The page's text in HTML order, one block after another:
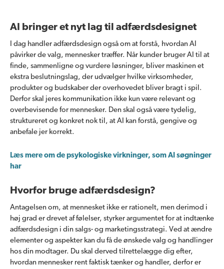
AI bringer et nyt lag til adfærdsdesignet
I dag handler adfærdsdesign også om at forstå, hvordan AI
påvirker de valg, mennesker træffer. Når kunder bruger AI til at
finde, sammenligne og vurdere løsninger, bliver maskinen et
ekstra beslutningslag, der udvælger hvilke virksomheder,
produkter og budskaber der overhovedet bliver bragt i spil.
Derfor skal jeres kommunikation ikke kun være relevant og
overbevisende for mennesker. Den skal også være tydelig,
struktureret og konkret nok til, at AI kan forstå, gengive og
anbefale jer korrekt.
Læs mere om de psykologiske virkninger, som AI søgninger
har
Hvorfor bruge adfærdsdesign?
Antagelsen om, at mennesket ikke er rationelt, men derimod i
høj grad er drevet af følelser, styrker argumentet for at indtænke
adfærdsdesign i din salgs- og marketingsstrategi. Ved at ændre
elementer og aspekter kan du få de ønskede valg og handlinger
hos din modtager. Du skal derved tilrettelægge dig efter,
hvordan mennesker rent faktisk tænker og handler, derfor er